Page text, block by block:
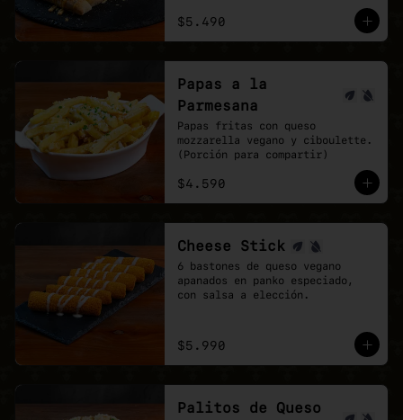
estos palitos son lo mas cerca
que estarás.
$5.490
Papas a la
Parmesana
Papas fritas con queso
mozzarella vegano y ciboulette.
(Porción para compartir)
$4.590
Cheese Stick
6 bastones de queso vegano
apanados en panko especiado,
con salsa a elección.
$5.990
Palitos de Queso